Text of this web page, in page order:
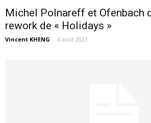
Michel Polnareff et Ofenbach
rework de « Holidays »
Vincent KHENG - 4 août 2023